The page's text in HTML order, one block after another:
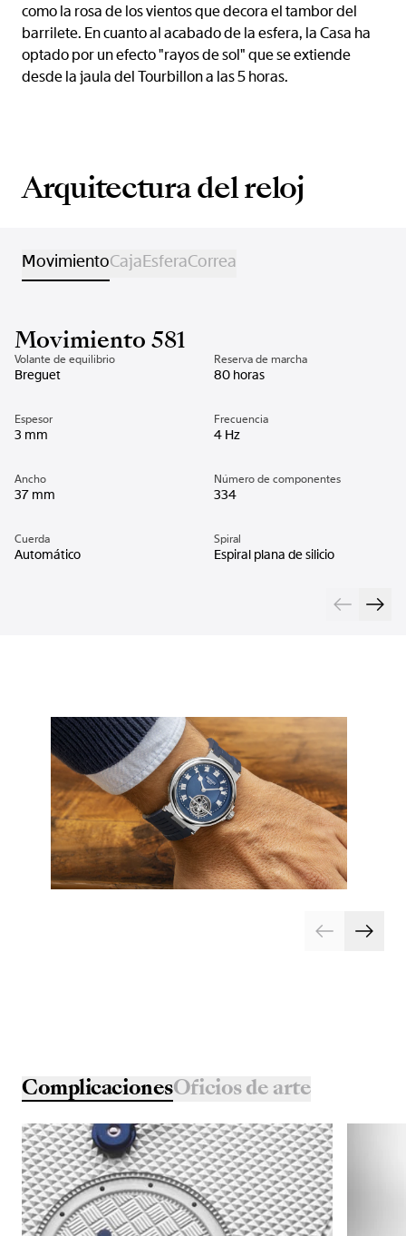
como la rosa de los vientos que decora el tambor del
barrilete. En cuanto al acabado de la esfera, la Casa ha
optado por un efecto "rayos de sol" que se extiende
desde la jaula del Tourbillon a las 5 horas.
Arquitectura del reloj
MovimientoCajaEsferaCorrea
Movimiento 581
Volante de equilibrio
Breguet
Reserva de marcha
80 horas
Espesor
3 mm
Frecuencia
4 Hz
Ancho
37 mm
Número de componentes
334
Cuerda
Automático
Spiral
Espiral plana de silicio
ComplicacionesOficios de arte